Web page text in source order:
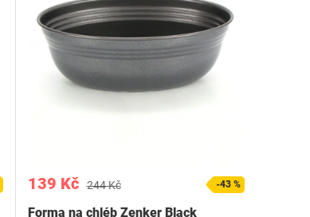
139 Kč 244 Kč -43 %
Forma na chléb Zenker Black